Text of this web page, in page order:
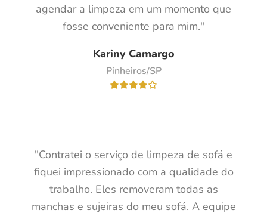
agendar a limpeza em um momento que
fosse conveniente para mim."
Kariny Camargo
Pinheiros/SP
"Contratei o serviço de limpeza de sofá e
fiquei impressionado com a qualidade do
trabalho. Eles removeram todas as
manchas e sujeiras do meu sofá. A equipe